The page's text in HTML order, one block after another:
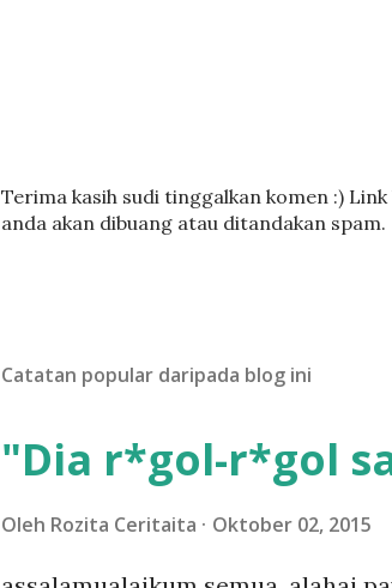
C
a
a
n
Terima kasih sudi tinggalkan komen :)
anda akan dibuang atau ditandakan spam.
Catatan popular daripada blog ini
"Dia r*gol-r*gol
Oleh Rozita Ceritaita Oktober 02, 2015